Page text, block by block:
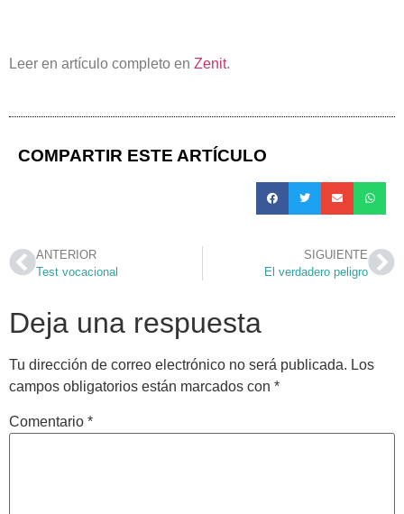
Leer en artículo completo en Zenit.
COMPARTIR ESTE ARTÍCULO
ANTERIOR
Test vocacional
SIGUIENTE
El verdadero peligro
Deja una respuesta
Tu dirección de correo electrónico no será publicada. Los
campos obligatorios están marcados con *
Comentario *